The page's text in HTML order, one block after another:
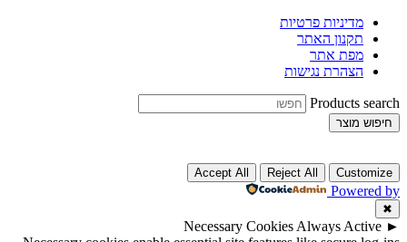
מדיניות פרטיות
תקנון האתר
מפת אתר
הצהרת נגישות
Products search
חיפוש מוצר
Customize
Reject All
Accept All
Powered by
✖
►
Necessary Cookies Always Active